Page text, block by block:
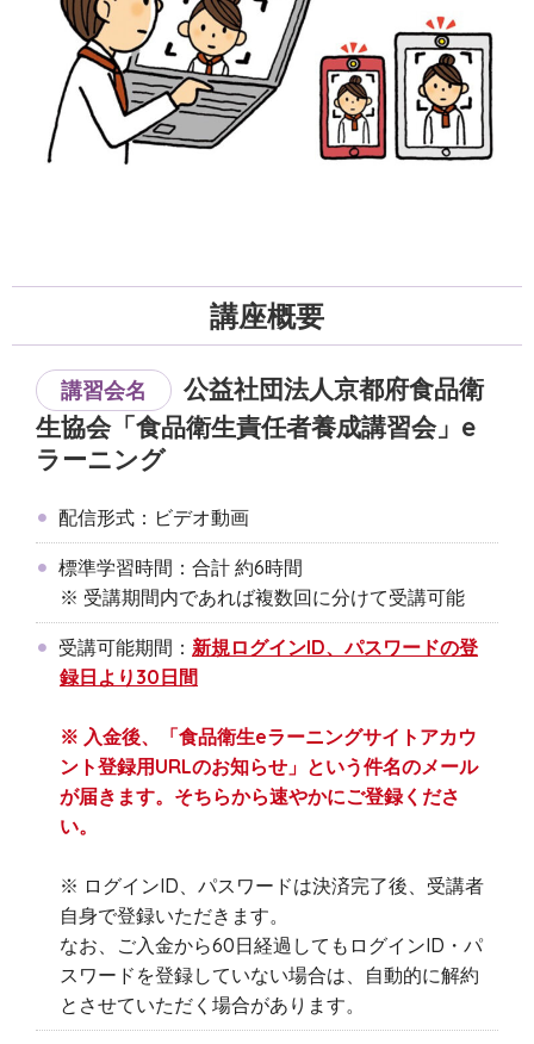
講座概要
講習会名
公益社団法人京都府食品衛
生協会「食品衛生責任者養成講習会」e
ラーニング
配信形式：ビデオ動画
標準学習時間：合計 約6時間
※ 受講期間内であれば複数回に分けて受講可能
受講可能期間： 新規ログインID、パスワードの登
録日より30日間
※ 入金後、「食品衛生eラーニングサイトアカウ
ント登録用URLのお知らせ」という件名のメール
が届きます。そちらから速やかにご登録くださ
い。
※ ログインID、パスワードは決済完了後、受講者
自身で登録いただきます。
なお、ご入金から60日経過してもログインID・パ
スワードを登録していない場合は、自動的に解約
とさせていただく場合があります。